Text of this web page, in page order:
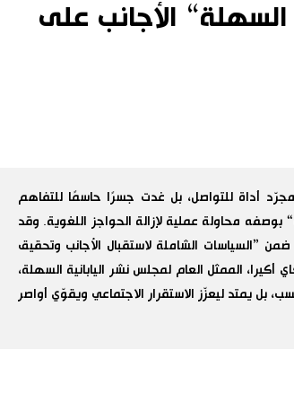
السهلة“ الأجانب على
أداة للتواصل، بل غدت جسرًا حاسمًا للتفاهم
بوصفه محاولة عملية لإزالة الحواجز اللغوية. وقد
”السياسات الشاملة لاستقبال الأجانب وتحقيق
الممثل العام لمجلس نشر اليابانية السهلة،
بل يمتد ليعزّز الاستقرار الاجتماعي ويقوّي أواصر